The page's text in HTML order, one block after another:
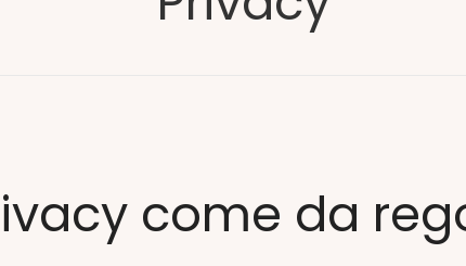
come da